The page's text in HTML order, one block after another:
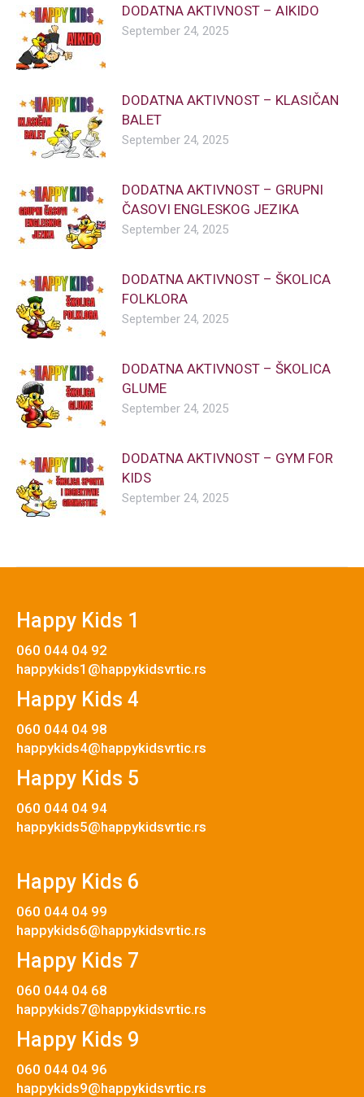
DODATNA AKTIVNOST – AIKIDO
September 24, 2025
DODATNA AKTIVNOST – KLASIČAN
BALET
September 24, 2025
DODATNA AKTIVNOST – GRUPNI
ČASOVI ENGLESKOG JEZIKA
September 24, 2025
DODATNA AKTIVNOST – ŠKOLICA
FOLKLORA
September 24, 2025
DODATNA AKTIVNOST – ŠKOLICA
GLUME
September 24, 2025
DODATNA AKTIVNOST – GYM FOR
KIDS
September 24, 2025
Happy Kids 1
060 044 04 92
happykids1@happykidsvrtic.rs
Happy Kids 4
060 044 04 98
happykids4@happykidsvrtic.rs
Happy Kids 5
060 044 04 94
happykids5@happykidsvrtic.rs
Happy Kids 6
060 044 04 99
happykids6@happykidsvrtic.rs
Happy Kids 7
060 044 04 68
happykids7@happykidsvrtic.rs
Happy Kids 9
060 044 04 96
happykids9@happykidsvrtic.rs